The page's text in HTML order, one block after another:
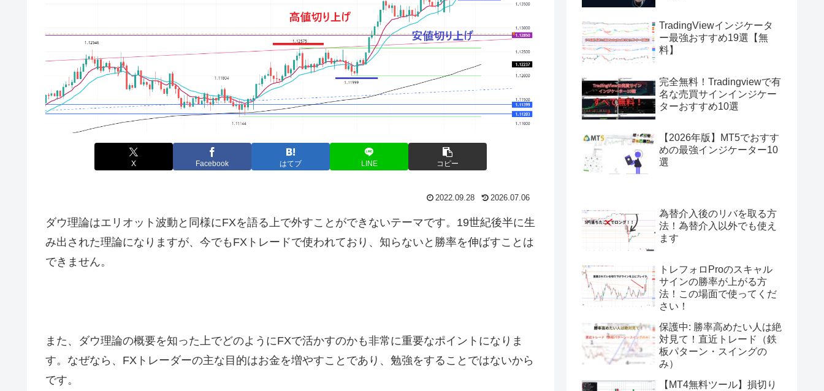
X Facebook はてブ LINE コピー
2022.09.28 2026.07.06
ダウ理論はエリオット波動と同様にFXを語る上で外すことができないテーマです。 19世紀後半に生
み出された理論になりますが、今でも FX トレードで使われており、知らないと勝率を伸ばすことは
できません。
また、ダウ理論の概要を知った上でどのようにFXで活かすのかも非常に重要なポイントになりま
す。なぜなら、 FX トレーダーの主な目的はお金を増やすことであり、勉強をすることではないから
です。
TradingViewインジケータ
ー最強おすすめ19選【無
料】
完全無料！Tradingviewで有
名な売買サインインジケー
ターおすすめ10選
【2026年版】MT5でおすす
めの最強インジケーター10
選
為替介入後のリバを取る方
法！為替介入以外でも使え
ます
トレフォロProのスキャル
サインの勝率が上がる方
法！この場面で使ってくだ
さい！
保護中: 勝率高めたい人は絶
対見て！直近トレード（鉄
板パターン・スイングの
み）
【MT4無料ツール】損切り